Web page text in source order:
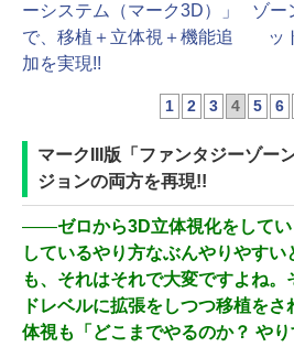
ーシステム（マーク3D）」
で、移植＋立体視＋機能追
加を実現!!
ゾー
ッ
1 2 3 4 5 6
マークIII版「ファンタジーゾー
ジョンの両方を再現!!
――ゼロから3D立体視化をして
しているやり方なぶんやりやす
も、それはそれで大変ですよね
ドレベルに拡張をしつつ移植を
体視も「どこまでやるのか？ や